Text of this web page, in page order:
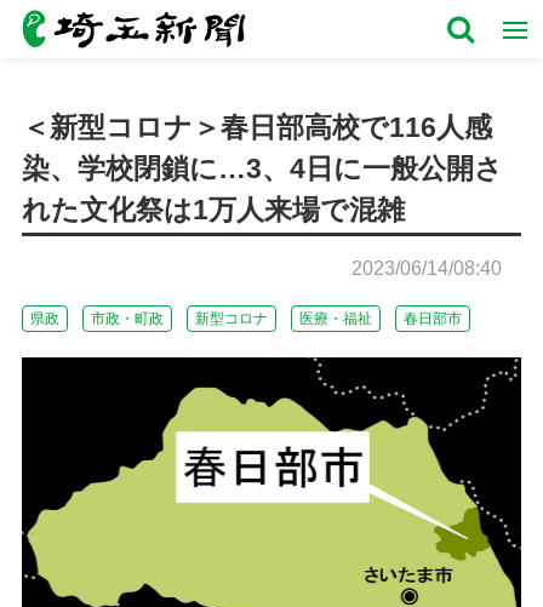
＜新型コロナ＞春日部高校で116人感
染、学校閉鎖に…3、4日に一般公開さ
れた文化祭は1万人来場で混雑
2023/06/14/08:40
県政 市政・町政 新型コロナ 医療・福祉 春日部市